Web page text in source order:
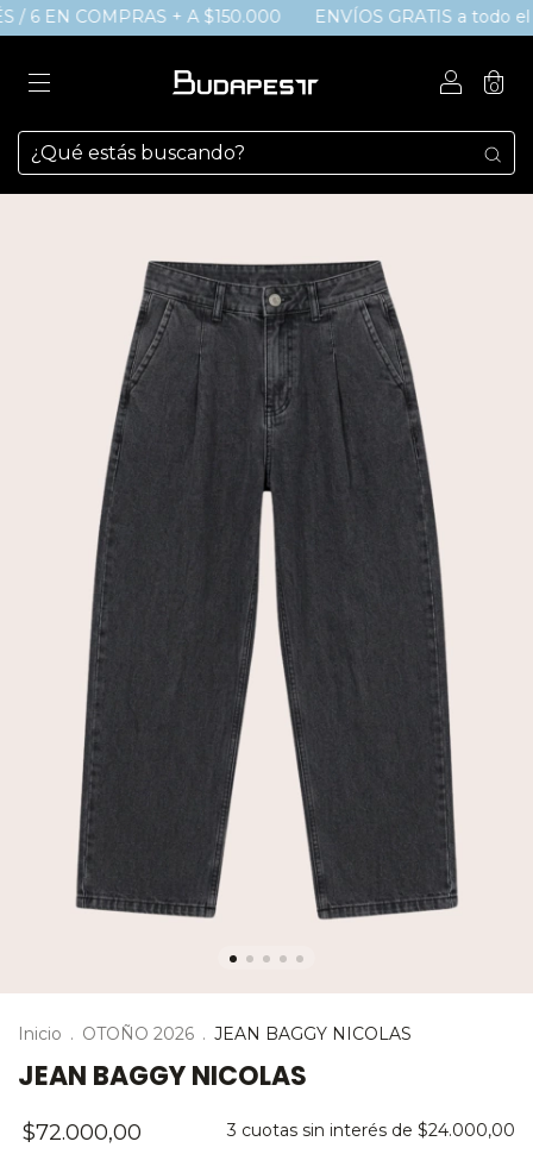
EN COMPRAS + A $150.000 ENVÍOS GRATIS a todo el
0
Inicio . OTOÑO 2026 . JEAN BAGGY NICOLAS
JEAN BAGGY NICOLAS
$72.000,00 3 cuotas sin interés de $24.000,00